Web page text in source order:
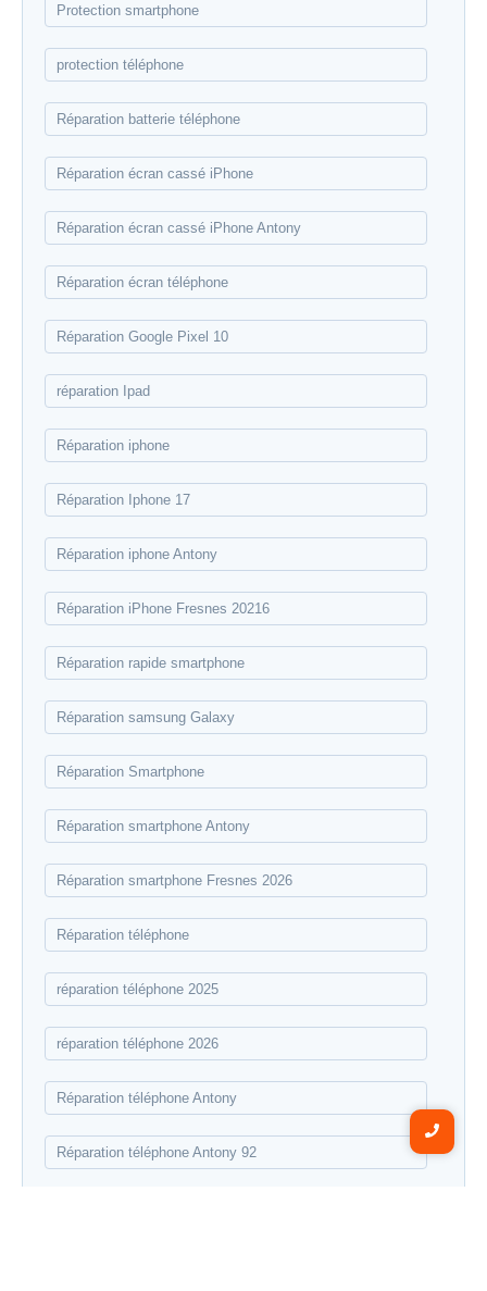
Protection smartphone
protection téléphone
Réparation batterie téléphone
Réparation écran cassé iPhone
Réparation écran cassé iPhone Antony
Réparation écran téléphone
Réparation Google Pixel 10
réparation Ipad
Réparation iphone
Réparation Iphone 17
Réparation iphone Antony
Réparation iPhone Fresnes 20216
Réparation rapide smartphone
Réparation samsung Galaxy
Réparation Smartphone
Réparation smartphone Antony
Réparation smartphone Fresnes 2026
Réparation téléphone
réparation téléphone 2025
réparation téléphone 2026
Réparation téléphone Antony
Réparation téléphone Antony 92